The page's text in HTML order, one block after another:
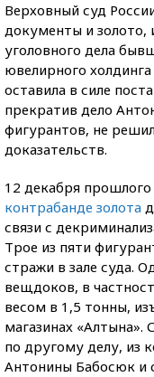
Верховный суд
документы и золото,
уголовного дела
ювелирного
оставила в силе
прекратив дело
фигурантов, не
доказательств.
12 декабря прошлого
контрабанде золота
связи с
Трое из пяти
стражи в зале суда.
вещдоков, в
весом в 1,5 тонны,
магазинах «Алтына».
по другому делу, из
Антонины Бабосюк и